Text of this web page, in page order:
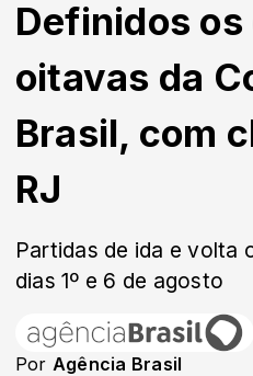
Definidos os
oitavas da
Brasil, com
RJ
Partidas de ida e volta
dias 1º e 6 de agosto
Por Agência Brasil